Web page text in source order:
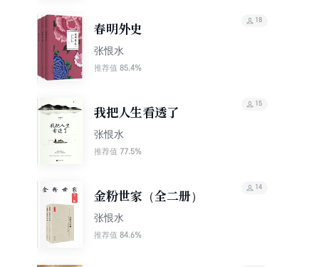
春明外史
张恨水
推荐值 85.4%
18
我把人生看透了
张恨水
推荐值 77.5%
15
金粉世家（全二册）
张恨水
推荐值 84.6%
14